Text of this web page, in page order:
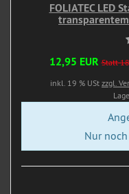
FOLIATEC LED
12,95 EUR Statt
inkl. 19 % USt zzgl.
Nur